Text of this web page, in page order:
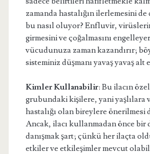
zamanda hastalığın ilerlemesini
bu nasıl oluyor? Enfluvir,
girmesini ve çoğalmasını
vücudunuza zaman kazandırır;
sisteminiz düşmanı yavaş yavaş alt
Kimler Kullanabilir: Bu ilacın
grubundaki kişilere, yani yaşlılara
hastalığı olan bireylere önerilmesi
Ancak, ilacı kullanmadan önce bir
danışmak şart; çünkü her ilaçta
etkiler ve etkileşimler mevcut